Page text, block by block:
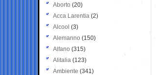
Aborto (20)
Acca Larentia (2)
Alcool (3)
Alemanno (150)
Alfano (315)
Alitalia (123)
Ambiente (341)